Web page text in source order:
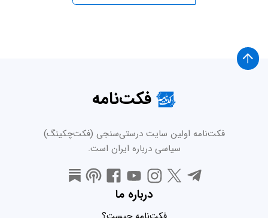
فکت‌نامه
فکت‌نامه اولین سایت درستی‌سنجی (فکت‌چکینگ)
سیاسی درباره ایران است.
درباره ما